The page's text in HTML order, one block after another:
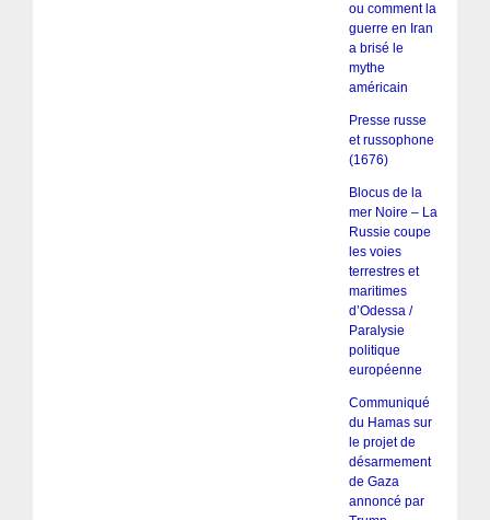
ou comment la
guerre en Iran
a brisé le
mythe
américain
Presse russe
et russophone
(1676)
Blocus de la
mer Noire – La
Russie coupe
les voies
terrestres et
maritimes
d’Odessa /
Paralysie
politique
européenne
Communiqué
du Hamas sur
le projet de
désarmement
de Gaza
annoncé par